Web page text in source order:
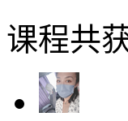
课程共